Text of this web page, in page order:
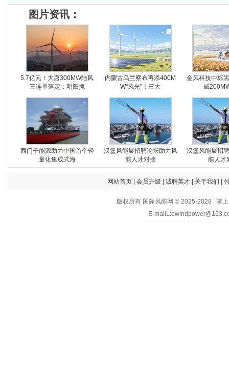
图片资讯：
5.7亿元！大唐300MW陆风
三连单落定：明阳揽
内蒙古乌兰察布再添400M
W“风光”！三大
金风科技中标
威
西门子能源助力中国首个轻
量化集成式海
汉堡风能展招聘论坛助力风
能人才对接
汉堡风能展招
能人才
网站首页| 会员升级 诚聘英才| 关于我们
版权所有 国际风能网 © 2025-2028 | 掌
E-